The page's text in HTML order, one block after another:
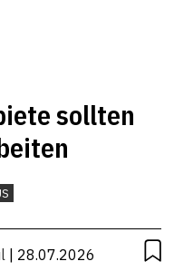
sollten
| 28.07.2026